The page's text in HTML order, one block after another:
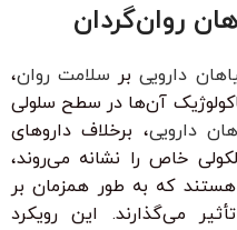
روان‌گردان
داروییبر سلامت روان،
آن‌ها در سطح سلولی
دارویی، برخلاف داروهای
خاص را نشانه می‌روند،
هستند که به طور همزمان بر
می‌گذارند. این رویکرد